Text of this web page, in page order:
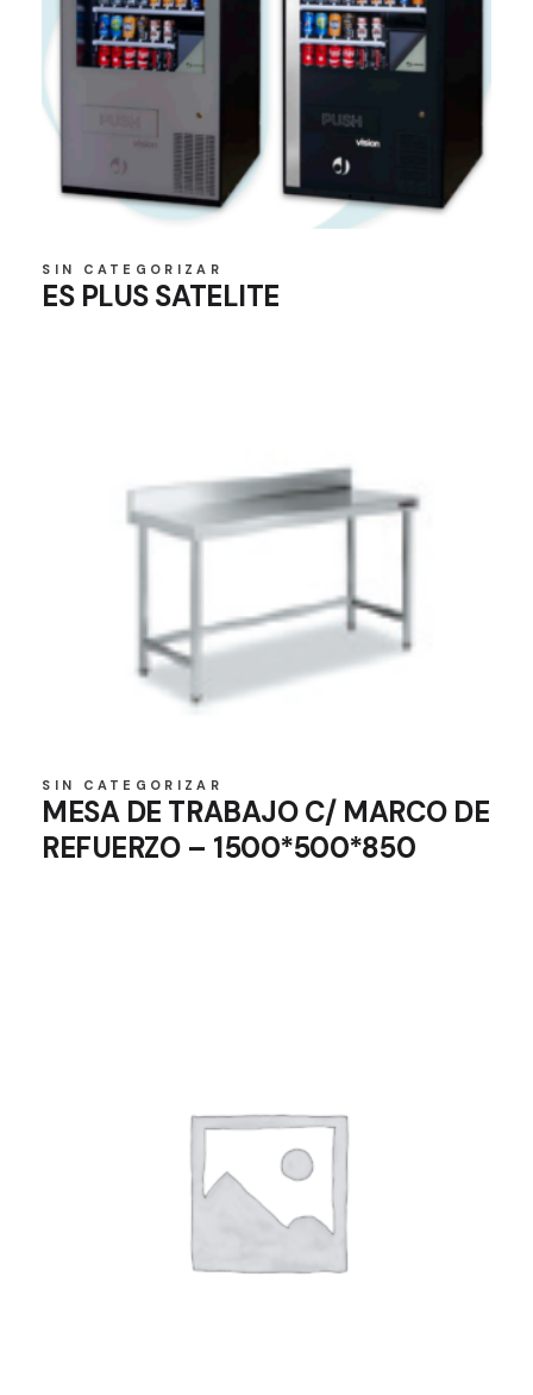
SIN CATEGORIZAR
ES PLUS SATELITE
SIN CATEGORIZAR
MESA DE TRABAJO C/ MARCO DE
REFUERZO – 1500*500*850